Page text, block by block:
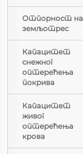
Отпорност на
земљотрес
Капацитет
снежног
оптерећења
покрива
Капацитет
живог
оптерећења
крова